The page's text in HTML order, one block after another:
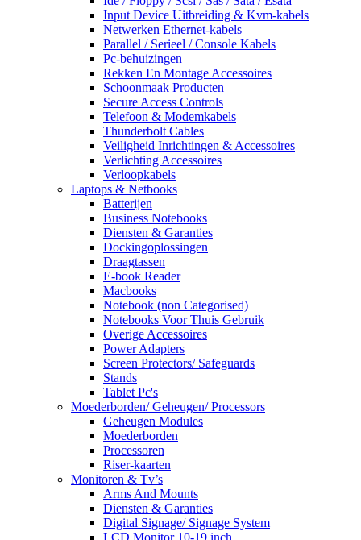
Input Device Uitbreiding & Kvm-kabels
Netwerken Ethernet-kabels
Parallel / Serieel / Console Kabels
Pc-behuizingen
Rekken En Montage Accessoires
Schoonmaak Producten
Secure Access Controls
Telefoon & Modemkabels
Thunderbolt Cables
Veiligheid Inrichtingen & Accessoires
Verlichting Accessoires
Verloopkabels
Laptops & Netbooks
Batterijen
Business Notebooks
Diensten & Garanties
Dockingoplossingen
Draagtassen
E-book Reader
Macbooks
Notebook (non Categorised)
Notebooks Voor Thuis Gebruik
Overige Accessoires
Power Adapters
Screen Protectors/ Safeguards
Stands
Tablet Pc's
Moederborden/ Geheugen/ Processors
Geheugen Modules
Moederborden
Processoren
Riser-kaarten
Monitoren & Tv’s
Arms And Mounts
Diensten & Garanties
Digital Signage/ Signage System
LCD Monitor 10-19 inch